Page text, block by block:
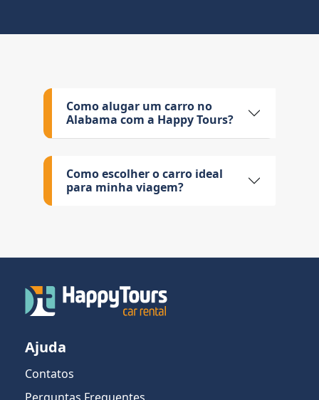
Como alugar um carro no
Alabama com a Happy Tours?
Como escolher o carro ideal
para minha viagem?
Ajuda
Contatos